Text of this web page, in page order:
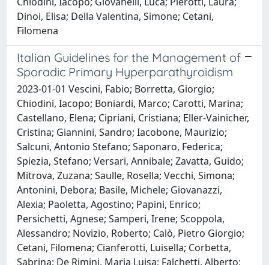
Dinoi, Elisa; Della Valentina, Simone; Cetani,
Filomena
Italian Guidelines for the Management of
Sporadic Primary Hyperparathyroidism
2023-01-01 Vescini, Fabio; Borretta, Giorgio;
Chiodini, Iacopo; Boniardi, Marco; Carotti, Marina;
Castellano, Elena; Cipriani, Cristiana; Eller-Vainicher,
Cristina; Giannini, Sandro; Iacobone, Maurizio;
Salcuni, Antonio Stefano; Saponaro, Federica;
Spiezia, Stefano; Versari, Annibale; Zavatta, Guido;
Mitrova, Zuzana; Saulle, Rosella; Vecchi, Simona;
Antonini, Debora; Basile, Michele; Giovanazzi,
Alexia; Paoletta, Agostino; Papini, Enrico;
Persichetti, Agnese; Samperi, Irene; Scoppola,
Alessandro; Novizio, Roberto; Calò, Pietro Giorgio;
Cetani, Filomena; Cianferotti, Luisella; Corbetta,
Sabrina; De Rimini, Maria Luisa; Falchetti, Alberto;